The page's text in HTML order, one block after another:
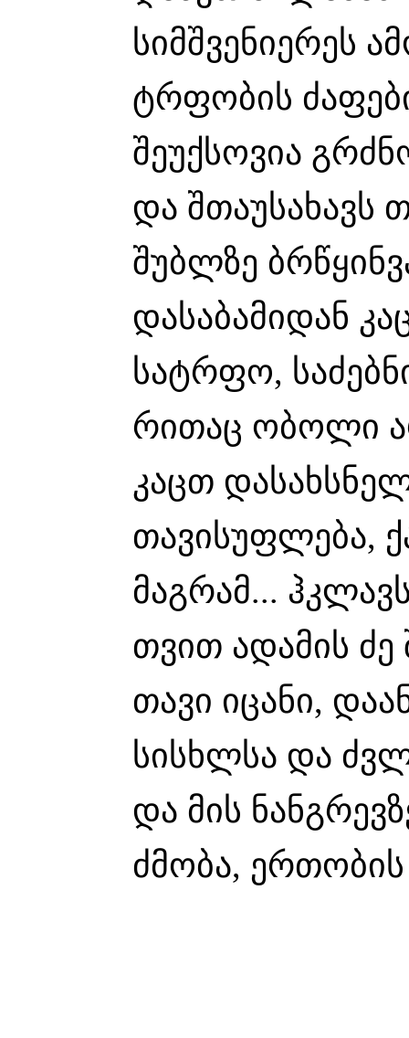
სიმშვენიერეს
ტრფობის
შეუქსოვია
და შთაუსახავს
შუბლზე
დასაბამიდან
სატრფო,
რითაც ობოლი
კაცთ
თავისუფლება,
მაგრამ...
თვით ადამის ძე
თავი იცანი,
სისხლსა და
და მის
ძმობა,